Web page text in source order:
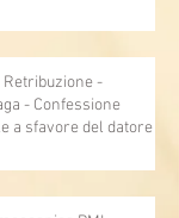
Retribuzione -
- Confessione
a sfavore del datore di
2730, 2732, 2734